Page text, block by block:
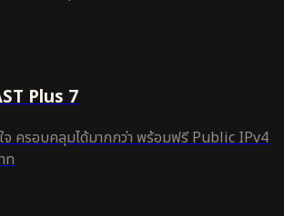
Plus 7
จ ครอบคลุมได้มากกว่า พร้อมฟรี Public IPv4
ท